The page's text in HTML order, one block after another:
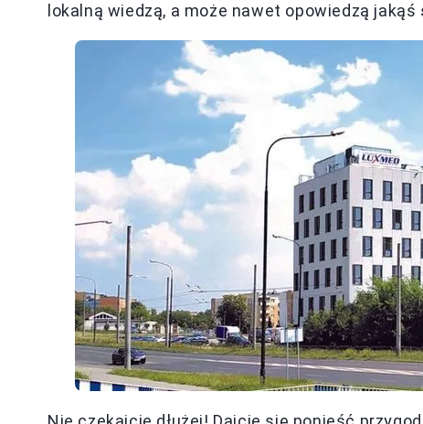
lokalną wiedzą, a może nawet opowiedzą jakąś